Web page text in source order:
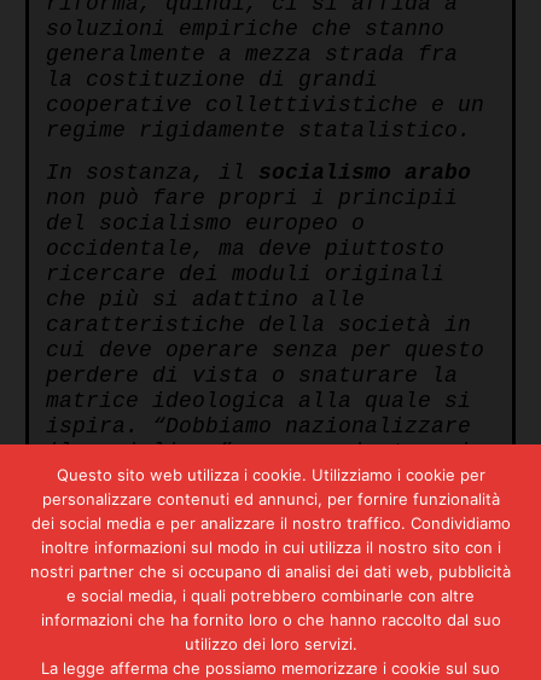
soluzioni empiriche che stanno
generalmente a mezza strada fra
la costituzione di grandi
cooperative collettivistiche e un
regime rigidamente statalistico.
In sostanza, il socialismo
arabo
non può fare propri i principii
del socialismo europeo o
occidentale, ma deve piuttosto
ricercare dei moduli originali
che più si adattino alle
caratteristiche della società in
cui deve operare senza per questo
perdere di vista o snaturare la
matrice ideologica alla quale si
ispira. “Dobbiamo nazionalizzare
il socialismo”, amano ripetere i
giovani e dinamici esponenti dei
nuovi regimi nazionalisti, e per
quanto queste parole possano
assumere ambigui e talvolta
sinistri significati, esse
tuttavia traducono con chiarezza
le imperative necessità di una
società e di una epoca.
Questo sito web utilizza i cookie. Utilizziamo i cookie per
personalizzare contenuti ed annunci, per fornire funzionalità
dei social media e per analizzare il nostro traffico. Condividiamo
inoltre informazioni sul modo in cui utilizza il nostro sito con i
nostri partner che si occupano di analisi dei dati web, pubblicità
e social media, i quali potrebbero combinarle con altre
informazioni che ha fornito loro o che hanno raccolto dal suo
utilizzo dei loro servizi.
La legge afferma che possiamo memorizzare i cookie sul suo